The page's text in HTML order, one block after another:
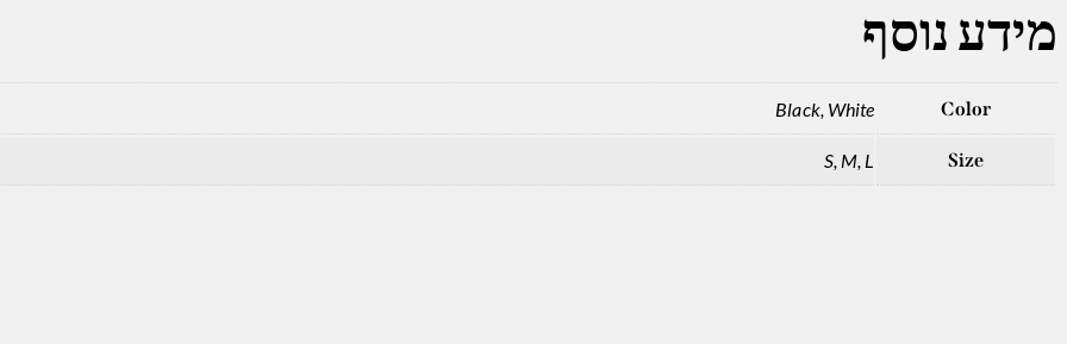
מידע נוסף
Color
Black, White
Size
S, M, L